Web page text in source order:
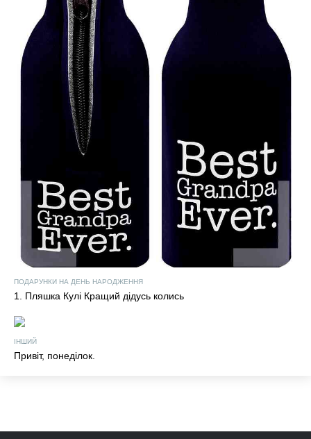
ПОДАРУНКИ НА ДЕНЬ НАРОДЖЕННЯ
1. Пляшка Кулі Кращий дідусь колись
ІНШИЙ
Привіт, понеділок.